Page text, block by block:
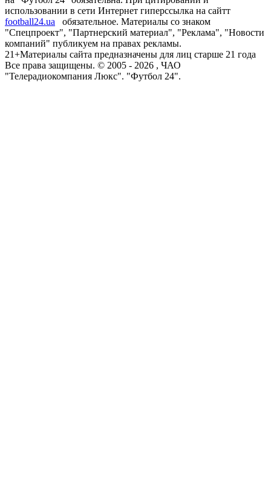
использовании в сети Интернет гиперссылка на сайтт
football24.ua
обязательное. Материалы со знаком
"Спецпроект", "Партнерский материал", "Реклама", "Новости
компаний" публикуем на правах рекламы.
21+Материалы сайта предназначены для лиц старше 21 года
Все права защищены. © 2005 - 2026 , ЧАО
"Телерадиокомпания Люкс". "Футбол 24".